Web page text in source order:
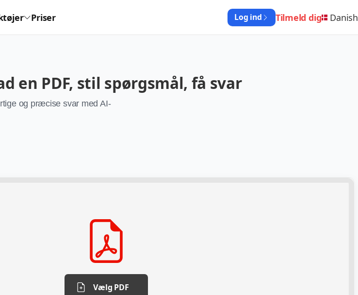
Priser Log ind Tilmeld dig Danish
en PDF, stil spørgsmål, få svar
og præcise svar med AI-
Vælg PDF